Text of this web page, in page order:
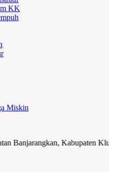
KK
Miskin
Kabupaten